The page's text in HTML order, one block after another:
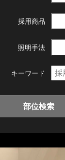
採用商品
照明手法
キーワード
部位検索